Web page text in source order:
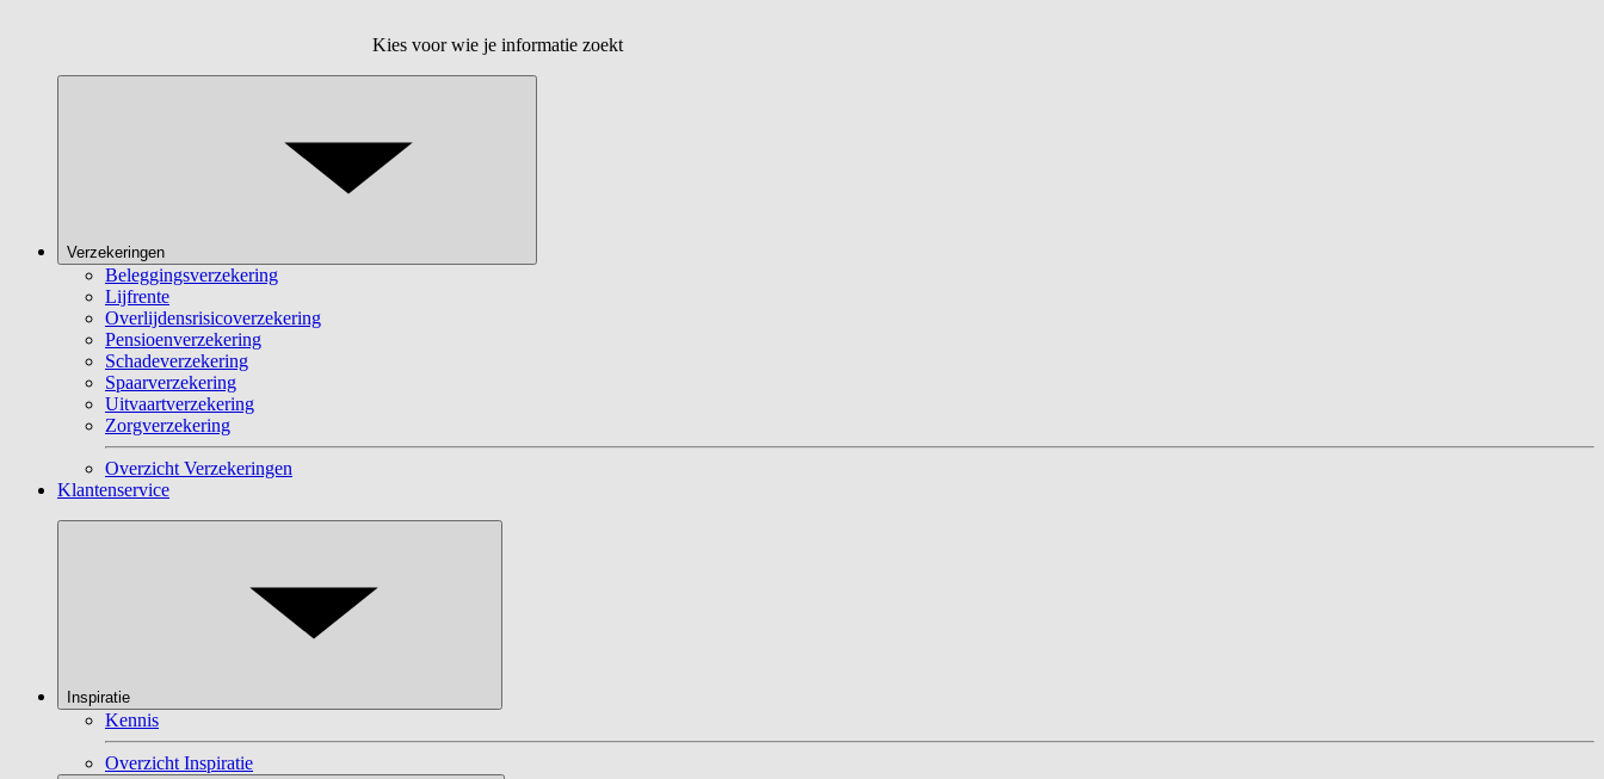
Kies voor wie je informatie zoekt
Verzekeringen
Beleggingsverzekering
Lijfrente
Overlijdensrisicoverzekering
Pensioenverzekering
Schadeverzekering
Spaarverzekering
Uitvaartverzekering
Zorgverzekering
Overzicht Verzekeringen
Klantenservice
Inspiratie
Kennis
Overzicht Inspiratie